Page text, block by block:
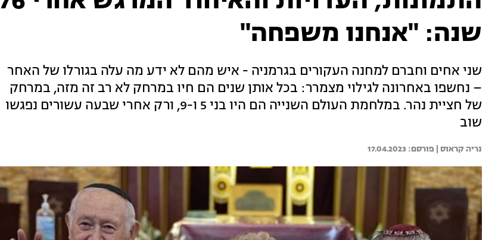
שנה: "אנחנו משפחה"
שני אחים וחברם למחנה העקורים בגרמניה - איש מהם לא ידע מה עלה בגורלו של האחר
– נחשפו באחרונה לגילוי מצמרר: בכל אותן שנים הם חיו במרחק לא רב זה מזה, במרחק
של חציית נהר. במלחמת העולם השנייה הם היו בני 5 ו-9, ורק אחרי שבעה עשורים נפגשו
שוב
נריה קראוס | 17.04.2023